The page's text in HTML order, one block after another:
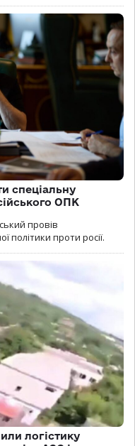
спеціальну
ОПК
провів
політики проти росії.
логістику